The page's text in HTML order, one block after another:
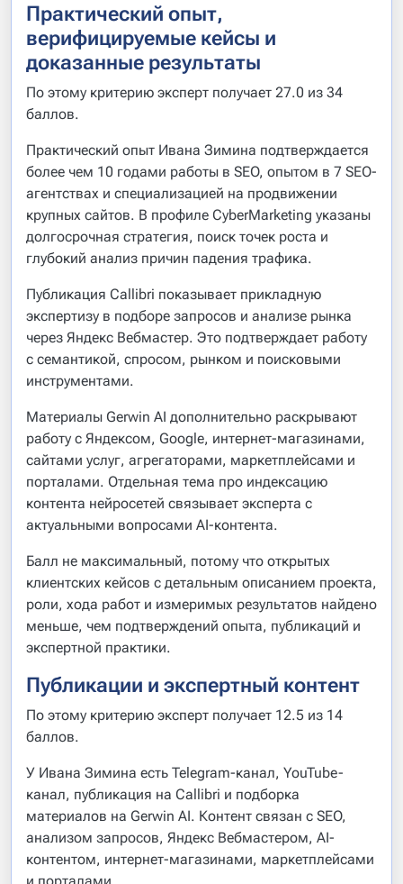
Практический опыт,
верифицируемые кейсы и
доказанные результаты
По этому критерию эксперт получает 27.0 из 34
баллов.
Практический опыт Ивана Зимина подтверждается
более чем 10 годами работы в SEO, опытом в 7 SEO-
агентствах и специализацией на продвижении
крупных сайтов. В профиле CyberMarketing указаны
долгосрочная стратегия, поиск точек роста и
глубокий анализ причин падения трафика.
Публикация Callibri показывает прикладную
экспертизу в подборе запросов и анализе рынка
через Яндекс Вебмастер. Это подтверждает работу
с семантикой, спросом, рынком и поисковыми
инструментами.
Материалы Gerwin AI дополнительно раскрывают
работу с Яндексом, Google, интернет-магазинами,
сайтами услуг, агрегаторами, маркетплейсами и
порталами. Отдельная тема про индексацию
контента нейросетей связывает эксперта с
актуальными вопросами AI-контента.
Балл не максимальный, потому что открытых
клиентских кейсов с детальным описанием проекта,
роли, хода работ и измеримых результатов найдено
меньше, чем подтверждений опыта, публикаций и
экспертной практики.
Публикации и экспертный контент
По этому критерию эксперт получает 12.5 из 14
баллов.
У Ивана Зимина есть Telegram-канал, YouTube-
канал, публикация на Callibri и подборка
материалов на Gerwin AI. Контент связан с SEO,
анализом запросов, Яндекс Вебмастером, AI-
контентом, интернет-магазинами, маркетплейсами